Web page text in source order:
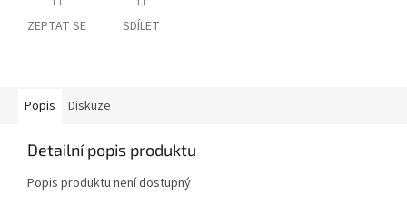
ZEPTAT SE SDÍLET
Popis Diskuze
Detailní popis produktu
Popis produktu není dostupný